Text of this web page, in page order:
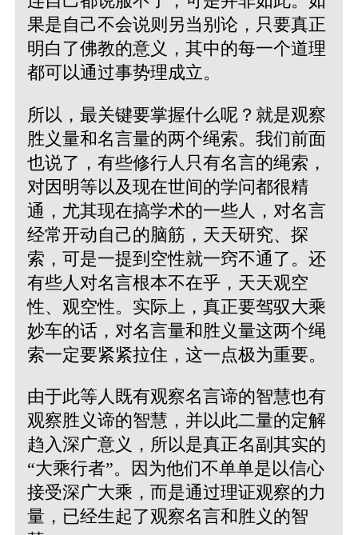
果是自己不会说则另当别论，只要真正
明白了佛教的意义，其中的每一个道理
都可以通过事势理成立。
所以，最关键要掌握什么呢？就是观察
胜义量和名言量的两个绳索。我们前面
也说了，有些修行人只有名言的绳索，
对因明等以及现在世间的学问都很精
通，尤其现在搞学术的一些人，对名言
经常开动自己的脑筋，天天研究、探
索，可是一提到空性就一窍不通了。还
有些人对名言根本不在乎，天天观空
性、观空性。实际上，真正要驾驭大乘
妙车的话，对名言量和胜义量这两个绳
索一定要紧紧拉住，这一点极为重要。
由于此等人既有观察名言谛的智慧也有
观察胜义谛的智慧，并以此二量的定解
趋入深广意义，所以是真正名副其实的
“大乘行者”。因为他们不单单是以信心
接受深广大乘，而是通过理证观察的力
量，已经生起了观察名言和胜义的智